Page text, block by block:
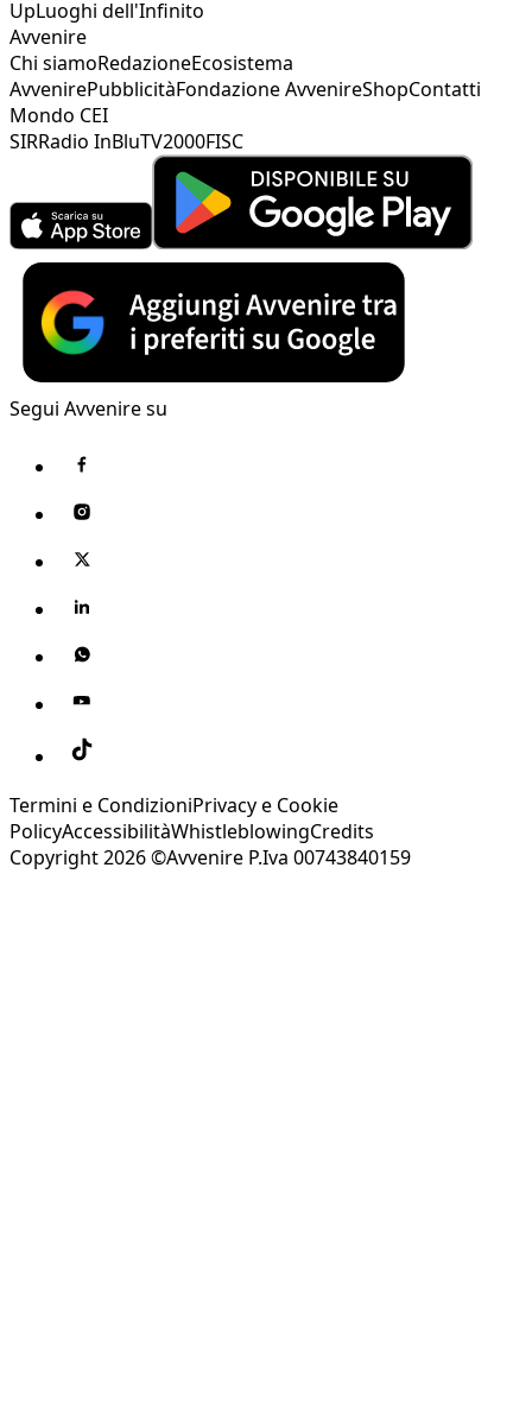
UpLuoghi dell'Infinito
Avvenire
Chi siamoRedazioneEcosistema
AvvenirePubblicitàFondazione AvvenireShopContatti
Mondo CEI
SIRRadio InBluTV2000FISC
Segui Avvenire su
Termini e CondizioniPrivacy e Cookie
PolicyAccessibilitàWhistleblowingCredits
Copyright 2026 ©Avvenire P.Iva 00743840159